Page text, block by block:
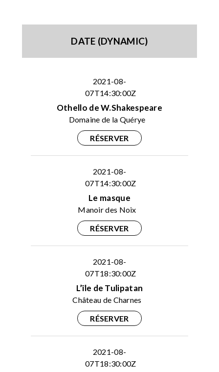
DATE (DYNAMIC)
2021-08-
07T14:30:00Z
Othello de W.Shakespeare
Domaine de la Quérye
RÉSERVER
2021-08-
07T14:30:00Z
Le masque
Manoir des Noix
RÉSERVER
2021-08-
07T18:30:00Z
L’île de Tulipatan
Château de Charnes
RÉSERVER
2021-08-
07T18:30:00Z